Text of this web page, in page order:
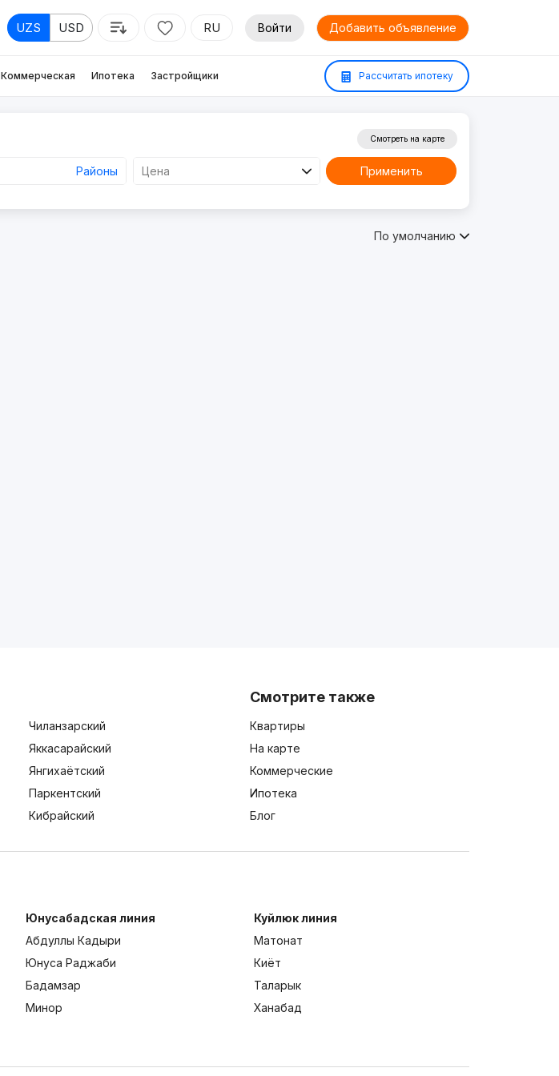
UZS USD RU Войти Добавить объявление
Коммерческая Ипотека Застройщики Рассчитать ипотеку
Районы Цена
Смотреть на карте
Применить
По умолчанию
Чиланзарский
Яккасарайский
Янгихаётский
Паркентский
Кибрайский
Смотрите также
Квартиры
На карте
Коммерческие
Ипотека
Блог
Юнусабадская линия
Абдуллы Кадыри
Юнуса Раджаби
Бадамзар
Минор
Куйлюк линия
Матонат
Киёт
Таларык
Ханабад